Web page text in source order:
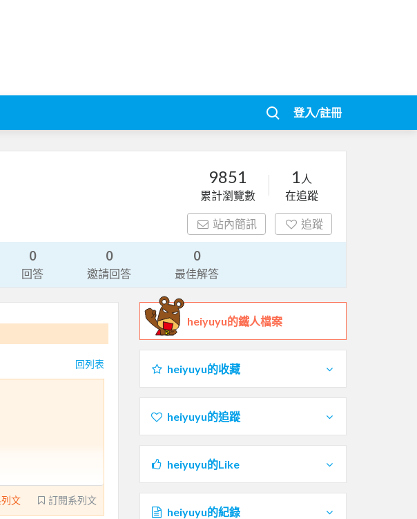
登入/註冊
9851
累計瀏覽數
1 人
在追蹤
站內簡訊 追蹤
0
回答
0
邀請回答
0
最佳解答
回列表
訂閱系列文
列文
heiyuyu的鐵人檔案
heiyuyu的收藏
heiyuyu的追蹤
heiyuyu的Like
heiyuyu的紀錄